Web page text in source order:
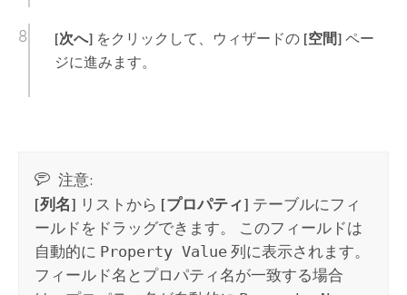
[次へ]をクリックして、ウィザードの [空間]ペー
ジに進みます。
注意:
[列名] リストから [プロパティ] テーブルにフィ
ールドをドラッグできます。 このフィールドは
自動的に Property Value 列に表示されます。
フィールド名とプロパティ名が一致する場合